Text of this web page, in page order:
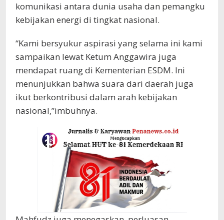
komunikasi antara dunia usaha dan pemangku
kebijakan energi di tingkat nasional.
“Kami bersyukur aspirasi yang selama ini kami
sampaikan lewat Ketum Anggawira juga
mendapat ruang di Kementerian ESDM. Ini
menunjukkan bahwa suara dari daerah juga
ikut berkontribusi dalam arah kebijakan
nasional,”imbuhnya.